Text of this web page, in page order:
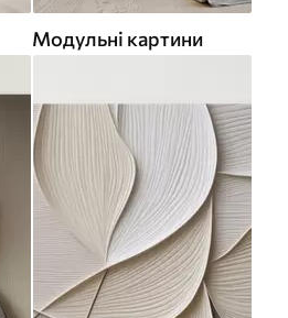
Модульні картини